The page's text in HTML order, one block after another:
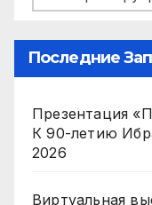
Последние
Презентация
К 90-летию
2026
Виртуальная